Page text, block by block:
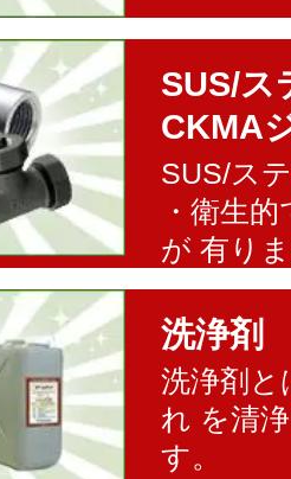
SUS/ス
CKMA
SUS/ス
・衛生
が 有り
洗浄剤
洗浄剤と
れ を清
す。